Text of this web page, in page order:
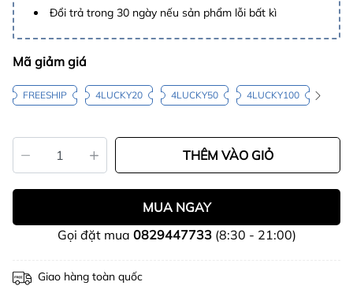
Đổi trả trong 30 ngày nếu sản phẩm lỗi bất kì
Mã giảm giá
FREESHIP 4LUCKY20 4LUCKY50 4LUCKY100
THÊM VÀO GIỎ
MUA NGAY
Gọi đặt mua 0829447733(8:30 - 21:00)
Giao hàng toàn quốc